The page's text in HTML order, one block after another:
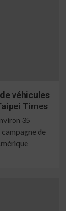
véhicules
Times
35
de